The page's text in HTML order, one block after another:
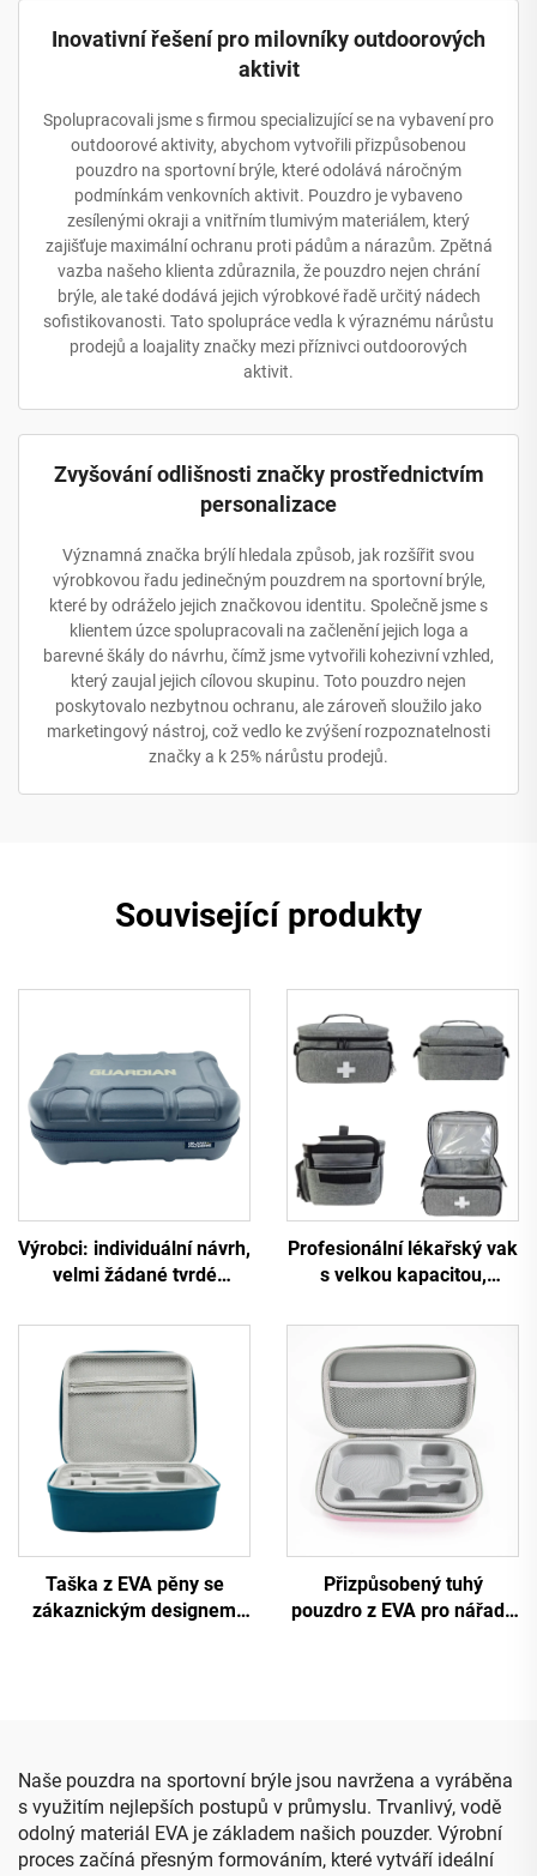
Inovativní řešení pro milovníky outdoorových
aktivit
Spolupracovali jsme s firmou specializující se na vybavení pro
outdoorové aktivity, abychom vytvořili přizpůsobenou
pouzdro na sportovní brýle, které odolává náročným
podmínkám venkovních aktivit. Pouzdro je vybaveno
zesílenými okraji a vnitřním tlumivým materiálem, který
zajišťuje maximální ochranu proti pádům a nárazům. Zpětná
vazba našeho klienta zdůraznila, že pouzdro nejen chrání
brýle, ale také dodává jejich výrobkové řadě určitý nádech
sofistikovanosti. Tato spolupráce vedla k výraznému nárůstu
prodejů a loajality značky mezi příznivci outdoorových
aktivit.
Zvyšování odlišnosti značky prostřednictvím
personalizace
Významná značka brýlí hledala způsob, jak rozšířit svou
výrobkovou řadu jedinečným pouzdrem na sportovní brýle,
které by odráželo jejich značkovou identitu. Společně jsme s
klientem úzce spolupracovali na začlenění jejich loga a
barevné škály do návrhu, čímž jsme vytvořili kohezivní vzhled,
který zaujal jejich cílovou skupinu. Toto pouzdro nejen
poskytovalo nezbytnou ochranu, ale zároveň sloužilo jako
marketingový nástroj, což vedlo ke zvýšení rozpoznatelnosti
značky a k 25% nárůstu prodejů.
Související produkty
Výrobci: individuální návrh,
velmi žádané tvrdé
materiálu, cestovatelské
pouzdro z EVA materiálu
Profesionální lékařský vak
s velkou kapacitou,
zipem – zdravotnická a
první pomoc pro
domácnost, přepravní vak
pro auto i outdoor
Taška z EVA pěny se
zákaznickým designem
Přizpůsobený tuhý
pouzdro z EVA pro nářadí,
Naše pouzdra na sportovní brýle jsou navržena a vyráběna
s využitím nejlepších postupů v průmyslu. Trvanlivý, vodě
odolný materiál EVA je základem našich pouzder. Výrobní
proces začíná přesným formováním, které vytváří ideální